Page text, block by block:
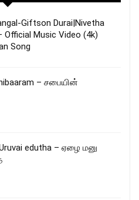
Giftson Durai|Nivetha
Official Music Video (4k)
Song
– சபையின்
edutha – ஏழை மனு